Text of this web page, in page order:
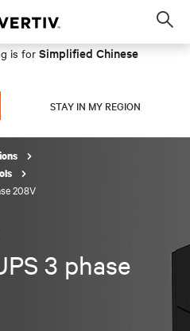
is for Simplified Chinese
STAY IN MY REGION
208V
3 phase